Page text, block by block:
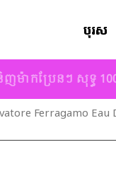
បុរស
ម៉ាកប្រែនៗ សុទ្ធ
Ferragamo